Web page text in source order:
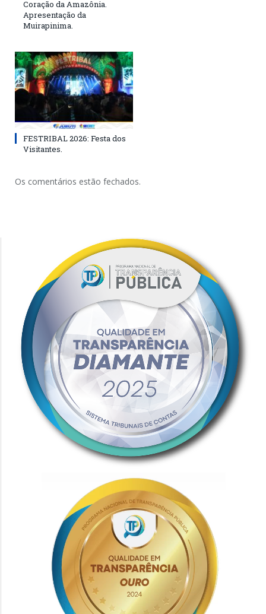
Coração da Amazônia.
Apresentação da
Muirapinima.
FESTRIBAL 2026: Festa dos
Visitantes.
Os comentários estão fechados.